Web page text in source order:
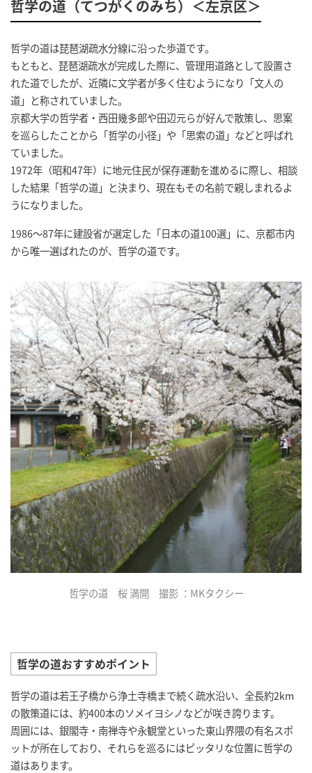
哲学の道（てつがくのみち）＜左京区＞
哲学の道は琵琶湖疏水分線に沿った歩道です。
もともと、琵琶湖疏水が完成した際に、管理用道路として設置さ
れた道でしたが、近隣に文学者が多く住むようになり「文人の
道」と称されていました。
京都大学の哲学者・西田幾多郎や田辺元らが好んで散策し、思案
を巡らしたことから「哲学の小径」や「思索の道」などと呼ばれ
ていました。
1972年（昭和47年）に地元住民が保存運動を進めるに際し、相談
した結果「哲学の道」と決まり、現在もその名前で親しまれるよ
うになりました。
1986～87年に建設省が選定した「日本の道100選」に、京都市内
から唯一選ばれたのが、哲学の道です。
哲学の道 桜 満開 撮影 ：MKタクシー
哲学の道おすすめポイント
哲学の道は若王子橋から浄土寺橋まで続く疏水沿い、全長約2km
の散策道には、約400本のソメイヨシノなどが咲き誇ります。
周囲には、銀閣寺・南禅寺や永観堂といった東山界隈の有名スポ
ットが所在しており、それらを巡るにはピッタリな位置に哲学の
道はあります。